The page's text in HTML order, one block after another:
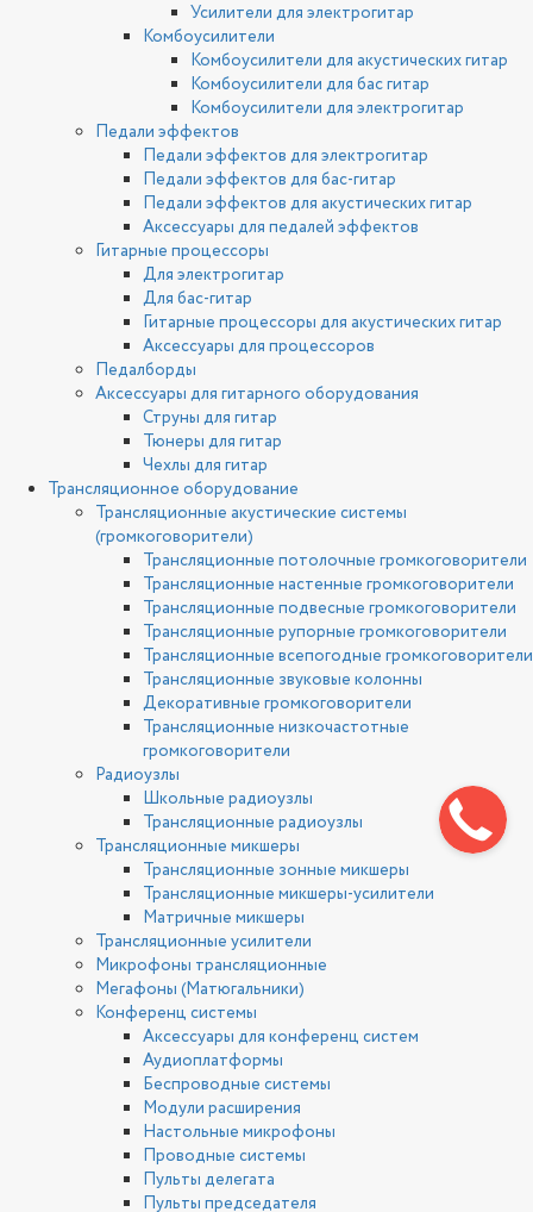
Усилители для электрогитар
Комбоусилители
Комбоусилители для акустических гитар
Комбоусилители для бас гитар
Комбоусилители для электрогитар
Педали эффектов
Педали эффектов для электрогитар
Педали эффектов для бас-гитар
Педали эффектов для акустических гитар
Аксессуары для педалей эффектов
Гитарные процессоры
Для электрогитар
Для бас-гитар
Гитарные процессоры для акустических гитар
Аксессуары для процессоров
Педалборды
Аксессуары для гитарного оборудования
Струны для гитар
Тюнеры для гитар
Чехлы для гитар
Трансляционное оборудование
Трансляционные акустические системы
(громкоговорители)
Трансляционные потолочные громкоговорители
Трансляционные настенные громкоговорители
Трансляционные подвесные громкоговорители
Трансляционные рупорные громкоговорители
Трансляционные всепогодные громкоговорители
Трансляционные звуковые колонны
Декоративные громкоговорители
Трансляционные низкочастотные
громкоговорители
Радиоузлы
Школьные радиоузлы
Трансляционные радиоузлы
Трансляционные микшеры
Трансляционные зонные микшеры
Трансляционные микшеры-усилители
Матричные микшеры
Трансляционные усилители
Микрофоны трансляционные
Мегафоны (Матюгальники)
Конференц системы
Аксессуары для конференц систем
Аудиоплатформы
Беспроводные системы
Модули расширения
Настольные микрофоны
Проводные системы
Пульты делегата
Пульты председателя